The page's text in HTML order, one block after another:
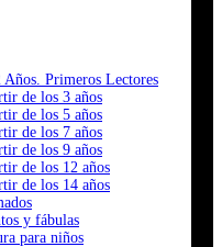
Años. Primeros Lectores
de los 3 años
de los 5 años
de los 7 años
de los 9 años
de los 12 años
de los 14 años
y fábulas
para niños